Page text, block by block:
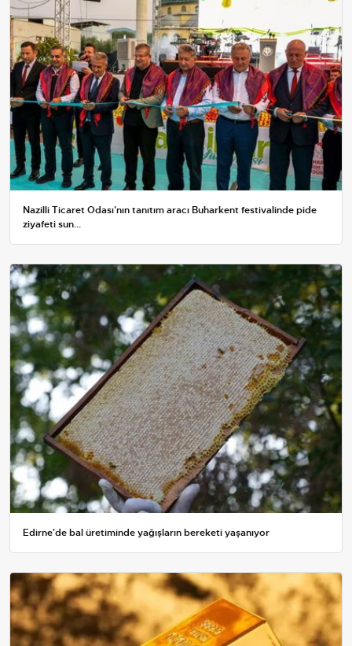
Nazilli Ticaret Odası'nın tanıtım aracı Buharkent festivalinde pide
ziyafeti sun...
Edirne'de bal üretiminde yağışların bereketi yaşanıyor